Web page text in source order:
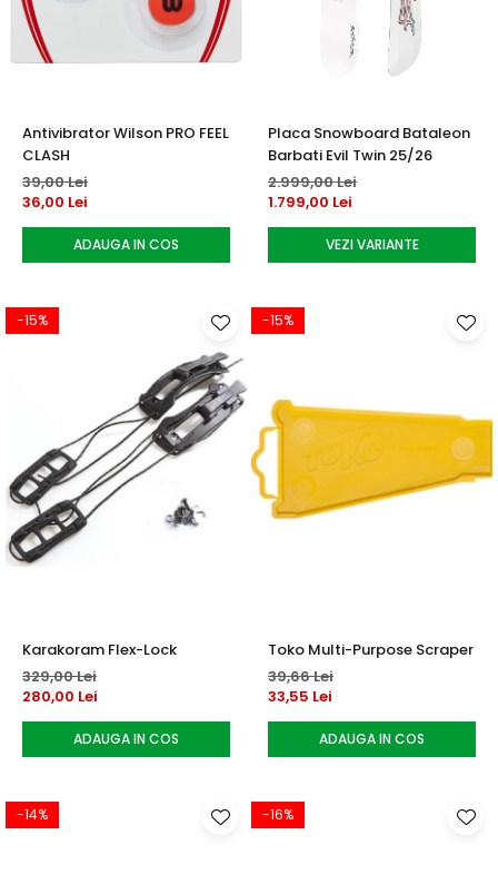
Accesorii tenis
Gripuri & overgripuri
Testeaza rachete
Antivibrator Wilson PRO FEEL
CLASH
39,00 Lei
36,00 Lei
ADAUGA IN COS
Placa Snowboard Bataleon
Barbati Evil Twin 25/26
2.999,00 Lei
1.799,00 Lei
VEZI VARIANTE
-15%
Karakoram Flex-Lock
329,00 Lei
280,00 Lei
ADAUGA IN COS
-15%
Toko Multi-Purpose Scraper
39,66 Lei
33,55 Lei
ADAUGA IN COS
-14% -16%